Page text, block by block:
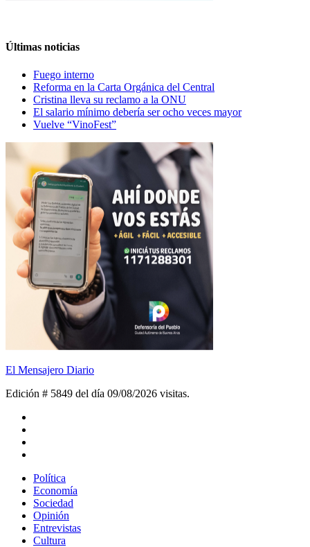
Últimas noticias
Fuego interno
Reforma en la Carta Orgánica del Central
Cristina lleva su reclamo a la ONU
El salario mínimo debería ser ocho veces mayor
Vuelve “VinoFest”
El Mensajero Diario
Edición # 5849 del día 09/08/2026 visitas.
Política
Economía
Sociedad
Opinión
Entrevistas
Cultura